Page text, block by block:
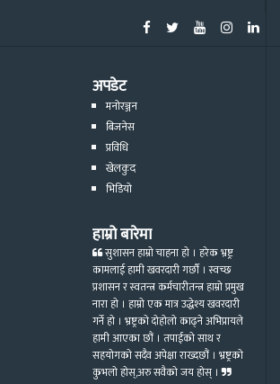
अपडेट
मनोरञ्जन
बिजनेस
प्रविधि
खेलकुद
भिडियो
हाम्रो बारेमा
सुशासन हाम्रो चाहना हो । हरेक भ्रष्ट्र
कामलाई हामी खवरदारी गर्छौ । स्वच्छ
प्रशासन र स्वतन्त्र कर्मचारीतन्त्र हाम्रो प्रमुख
नारा हो । हाम्रो एक मात्र उद्धेश्य खवरदारी
गर्ने हो । भ्रष्ट्रको दोहोलो काढ्ने अभिप्रायले
हामी आएका छौं । तपाईको साथ र
सहयोगको सदैव अपेक्षा राख्दछौं । भ्रष्ट्रको
कुभलो होस्,अरु सवैको जय होस् ।